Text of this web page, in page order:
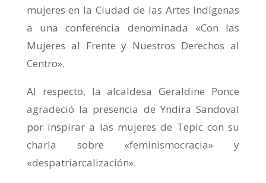
mujeres en la Ciudad de las Artes Indígenas
a una conferencia denominada «Con las
Mujeres al Frente y Nuestros Derechos al
Centro».
Al respecto, la alcaldesa Geraldine Ponce
agradeció la presencia de Yndira Sandoval
por inspirar a las mujeres de Tepic con su
charla sobre «feminismocracia» y
«despatriarcalización».